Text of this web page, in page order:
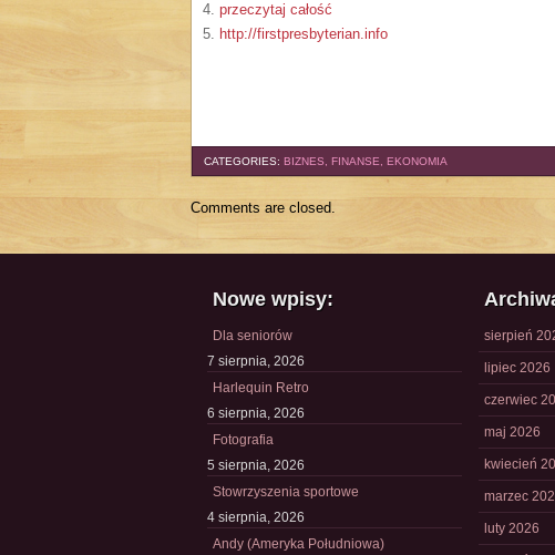
4. przeczytaj całość
5. http://firstpresbyterian.info
CATEGORIES: BIZNES, FINANSE, EKONOMIA
Comments are closed.
Nowe wpisy:
Dla seniorów
7 sierpnia, 2026
Harlequin Retro
6 sierpnia, 2026
Fotografia
5 sierpnia, 2026
Stowrzyszenia sportowe
4 sierpnia, 2026
Andy (Ameryka Południowa)
sierpień
lipiec 2026
czerwiec
maj 2026
kwiecień
marzec
luty 2026